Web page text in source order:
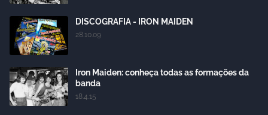
DISCOGRAFIA - IRON MAIDEN
28.10.09
Iron Maiden: conheça todas as formações da
banda
18.4.15